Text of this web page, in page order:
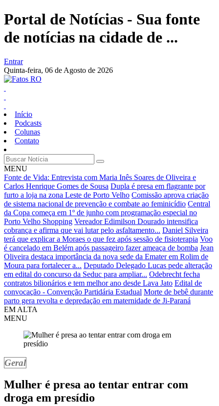
Portal de Notícias - Sua fonte
de notícias na cidade de ...
Entrar
Quinta-feira, 06 de Agosto de 2026
Início
Podcasts
Colunas
Contato
MENU
Fonte de Vida: Entrevista com Maria Inês Soares de Oliveira e
Carlos Henrique Gomes de Sousa Dupla é presa em flagrante por
furto a loja na zona Leste de Porto Velho Comissão aprova criação
de sistema nacional de prevenção e combate ao feminicídio Central
da Copa começa em 1º de junho com programação especial no
Porto Velho Shopping Vereador Edimilson Dourado intensifica
cobrança e afirma que vai lutar pelo asfaltamento... Daniel Silveira
terá que explicar a Moraes o que fez após sessão de fisioterapia Voo
é cancelado em Belém após passageiro fazer ameaça de bomba Jean
Oliveira destaca importância da nova sede da Emater em Rolim de
Moura para fortalecer a... Deputado Delegado Lucas pede alteração
em edital do concurso da Seduc para ampliar... Odebrecht fecha
contratos bilionários e tem melhor ano desde Lava Jato Edital de
convocação - Convenção Partidária Estadual Morte de bebê durante
parto gera revolta e depredação em maternidade de Ji-Paraná
EM ALTA
MENU
Geral
Mulher é presa ao tentar entrar com
droga em presídio